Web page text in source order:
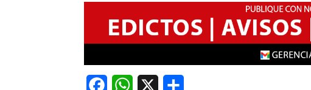
FacebookWhatsApp